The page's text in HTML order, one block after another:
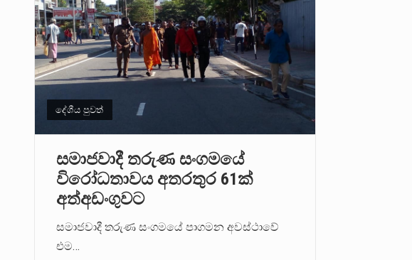
දේශීය පුවත්
සමාජවාදී තරුණ සංගමයේ
විරෝධතාවය අතරතුර 61ක්
අත්අඩංගුවට
සමාජවාදී තරුණ සංගමයේ පාගමන අවස්ථාවේ
එම…